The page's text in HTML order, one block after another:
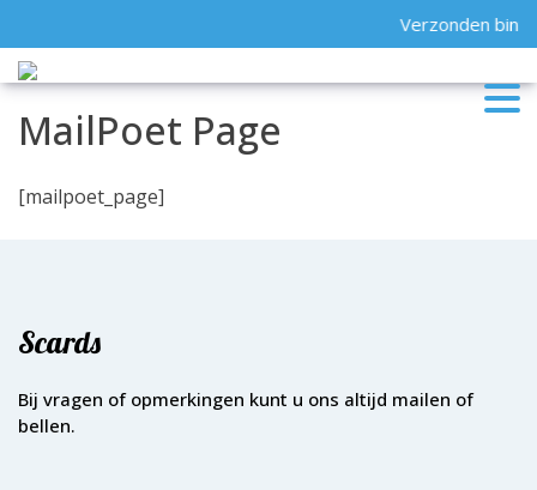
to
content
Verzonden
MailPoet Page
[mailpoet_page]
Scards
Bij vragen of opmerkingen kunt u ons altijd mailen of
bellen.